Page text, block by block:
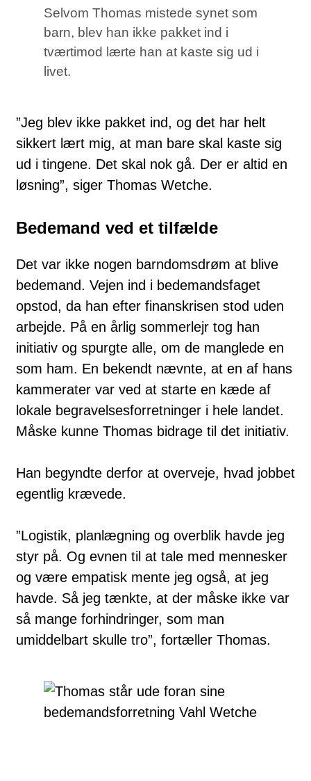
Selvom Thomas mistede synet som
barn, blev han ikke pakket ind i
tværtimod lærte han at kaste sig ud i
livet.
”Jeg blev ikke pakket ind, og det har helt
sikkert lært mig, at man bare skal kaste sig
ud i tingene. Det skal nok gå. Der er altid en
løsning”, siger Thomas Wetche.
Bedemand ved et tilfælde
Det var ikke nogen barndomsdrøm at blive
bedemand. Vejen ind i bedemandsfaget
opstod, da han efter finanskrisen stod uden
arbejde. På en årlig sommerlejr tog han
initiativ og spurgte alle, om de manglede en
som ham. En bekendt nævnte, at en af hans
kammerater var ved at starte en kæde af
lokale begravelsesforretninger i hele landet.
Måske kunne Thomas bidrage til det initiativ.
Han begyndte derfor at overveje, hvad jobbet
egentlig krævede.
”Logistik, planlægning og overblik havde jeg
styr på. Og evnen til at tale med mennesker
og være empatisk mente jeg også, at jeg
havde. Så jeg tænkte, at der måske ikke var
så mange forhindringer, som man
umiddelbart skulle tro”, fortæller Thomas.